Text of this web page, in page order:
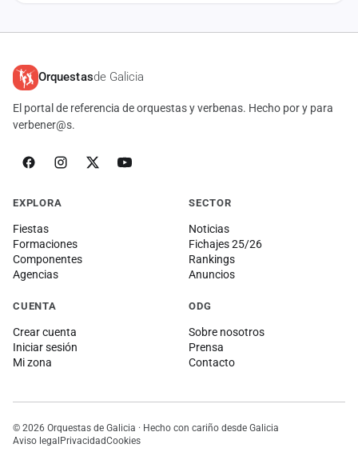
Orquestasde Galicia
El portal de referencia de orquestas y verbenas. Hecho por y para
verbener@s.
EXPLORA
Fiestas
Formaciones
Componentes
Agencias
SECTOR
Noticias
Fichajes 25/26
Rankings
Anuncios
CUENTA
Crear cuenta
Iniciar sesión
Mi zona
ODG
Sobre nosotros
Prensa
Contacto
© 2026 Orquestas de Galicia · Hecho con cariño desde Galicia
Aviso legalPrivacidadCookies